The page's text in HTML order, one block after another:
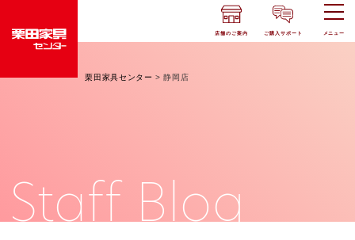
店舗のご案内 ご購入サポート メニュー
栗田家具センター >静岡店
Staff Blog